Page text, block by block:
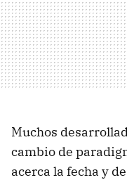
Muchos
cambio de
acerca la fecha y